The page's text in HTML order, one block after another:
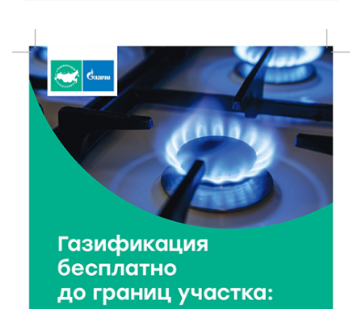
для жителей Верхневолжья
8 Авг 2026 09:18 160
«Эстафету чемпионов» провели на площади
Оленинского Дома культуры
8 Авг 2026 07:58 248
В Нелидово открылся бассейн
8 Авг 2026 05:02 258
день